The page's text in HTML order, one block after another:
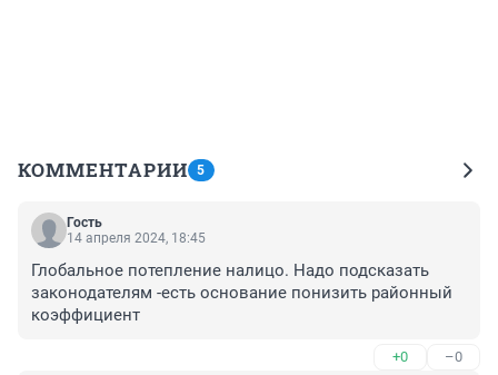
КОММЕНТАРИИ 5
Гость
14 апреля 2024, 18:45
Глобальное потепление налицо. Надо подсказать
законодателям -есть основание понизить районный
коэффициент
+0 –0